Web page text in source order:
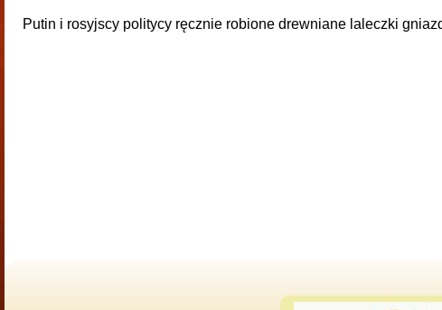
Putin i rosyjscy politycy ręcznie robione drewniane laleczki